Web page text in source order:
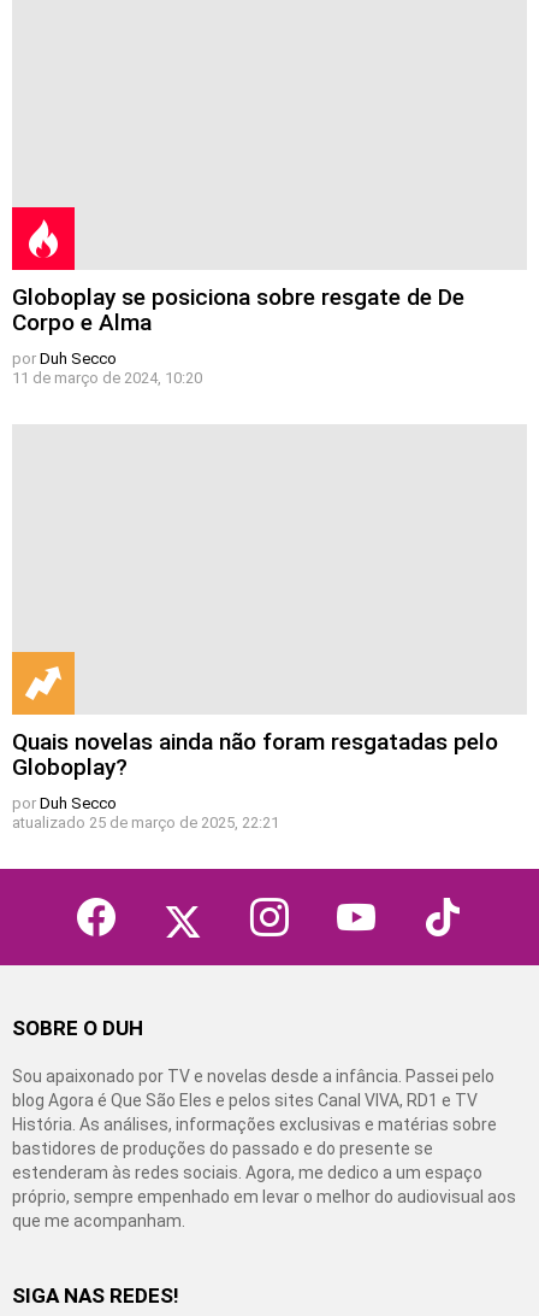
Globoplay se posiciona sobre resgate de De
Corpo e Alma
por Duh Secco
11 de março de 2024, 10:20
Quais novelas ainda não foram resgatadas pelo
Globoplay?
por Duh Secco
atualizado 25 de março de 2025, 22:21
facebook instagram youtube tiktok
SOBRE O DUH
Sou apaixonado por TV e novelas desde a infância. Passei pelo
blog Agora é Que São Eles e pelos sites Canal VIVA, RD1 e TV
História. As análises, informações exclusivas e matérias sobre
bastidores de produções do passado e do presente se
estenderam às redes sociais. Agora, me dedico a um espaço
próprio, sempre empenhado em levar o melhor do audiovisual aos
que me acompanham.
SIGA NAS REDES!